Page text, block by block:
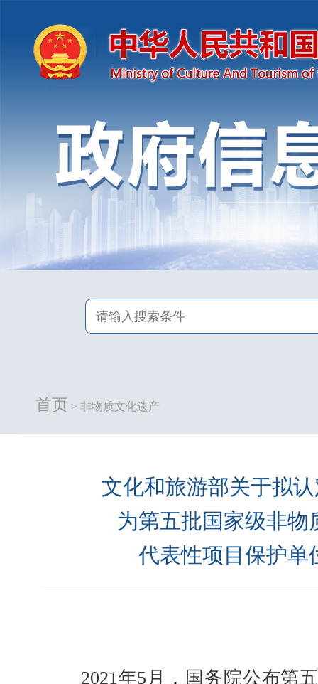
首页 > 非物质文化遗产
文化和旅游部关于拟
为第五批国家级非物
代表性项目保护单
2021年5月 ， 国务院公布第